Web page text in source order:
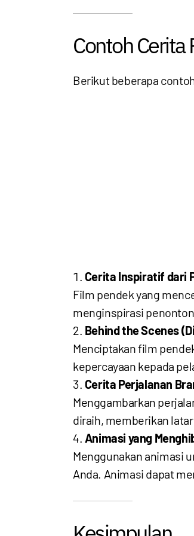
Contoh
Berikut beberapa
Cerita Inspiratif dari
Film pendek yang
menginspirasi
Behind the Scenes
Menciptakan film
kepercayaan kepada
Cerita Perjalanan
Menggambarkan
diraih, memberikan
Animasi yang
Menggunakan animasi
Anda. Animasi dapat